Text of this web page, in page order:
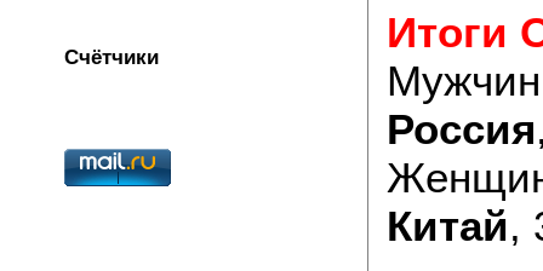
Счётчики
Итоги
Россия
Китай,